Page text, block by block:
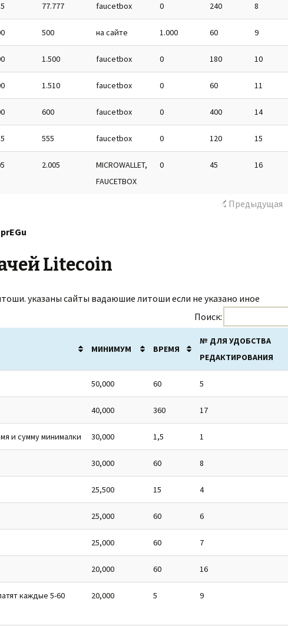
77.777 faucetbox 0 240 8
500 на сайте 1.000 60 9
1.500 faucetbox 0 180 10
1.510 faucetbox 0 60 11
600 faucetbox 0 400 14
555 faucetbox 0 120 15
2.005
MICROWALLET,
FAUCETBOX
0 45 16
Предыдущая
Litecoin
указаны сайты вадаюшие литоши если не указано иное
Поиск:
МИНИМУМ ВРЕМЯ
№ ДЛЯ УДОБСТВА
РЕДАКТИРОВАНИЯ
50,000 60 5
40,000 360 17
и сумму минималки 30,000 1,5 1
30,000 60 8
25,500 15 4
25,000 60 6
25,000 60 7
20,000 60 16
каждые 5-60
20,000 5 9